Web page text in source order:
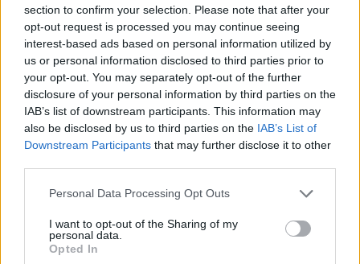
section to confirm your selection. Please note that after your
opt-out request is processed you may continue seeing
interest-based ads based on personal information utilized by
us or personal information disclosed to third parties prior to
your opt-out. You may separately opt-out of the further
disclosure of your personal information by third parties on the
IAB’s list of downstream participants. This information may
also be disclosed by us to third parties on the IAB’s List of
Downstream Participants that may further disclose it to other
Personal Data Processing Opt Outs
I want to opt-out of the Sharing of my
personal data.
Opted In
SHARES
UEFA
COMMENTS
Συνδεθείτε για να σχολιάσετε